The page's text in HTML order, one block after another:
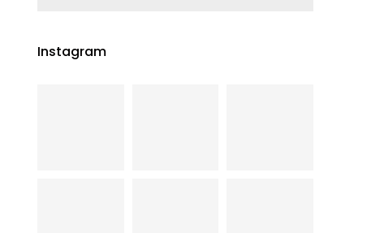
Instagram